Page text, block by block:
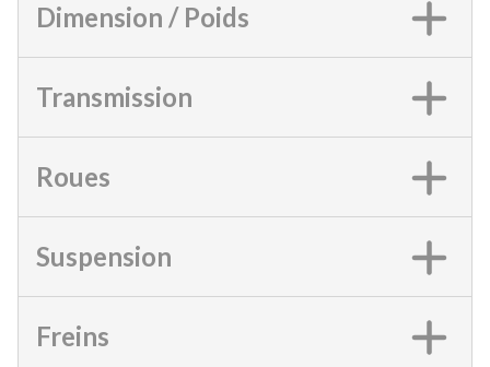
Dimension / Poids
Transmission
Roues
Suspension
Freins